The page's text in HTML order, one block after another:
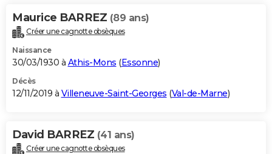
Maurice BARREZ (89 ans)
Créer une cagnotte obsèques
Naissance
30/03/1930 à Athis-Mons (Essonne)
Décès
12/11/2019 à Villeneuve-Saint-Georges (Val-de-Marne)
David BARREZ (41 ans)
Créer une cagnotte obsèques